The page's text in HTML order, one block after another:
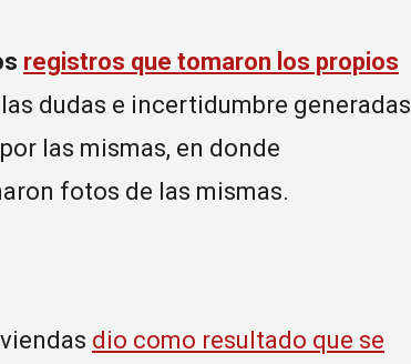
registros que tomaron los propios
las dudas e incertidumbre generadas
las mismas, en donde
fotos de las mismas.
dio como resultado que se